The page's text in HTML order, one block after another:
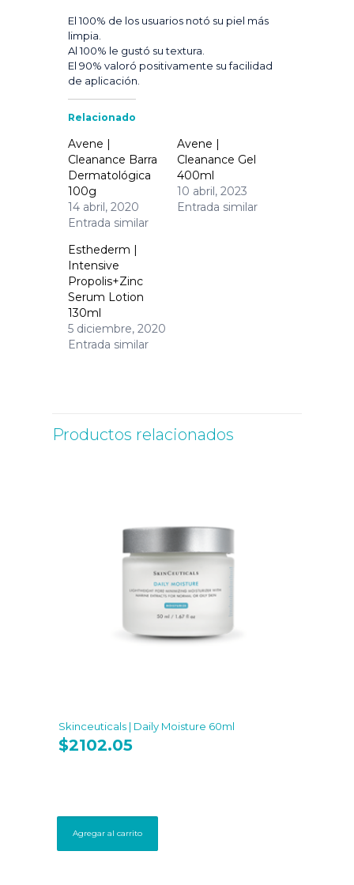
El 100% de los usuarios notó su piel más
limpia.
Al 100% le gustó su textura.
El 90% valoró positivamente su facilidad
de aplicación.
Relacionado
Avene |
Cleanance Barra
Dermatológica
100g
14 abril, 2020
Entrada similar
Avene |
Cleanance Gel
400ml
10 abril, 2023
Entrada similar
Esthederm |
Intensive
Propolis+Zinc
Serum Lotion
130ml
5 diciembre, 2020
Entrada similar
Productos relacionados
Skinceuticals | Daily Moisture 60ml
$2102.05
Agregar al carrito